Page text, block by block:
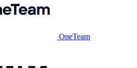
OneTeam